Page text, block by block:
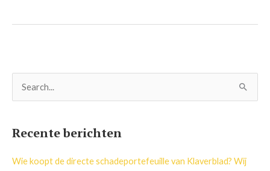
n
Recente berichten
Wie koopt de directe schadeportefeuille van Klaverblad? Wij